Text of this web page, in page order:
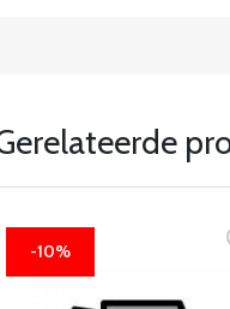
-10%